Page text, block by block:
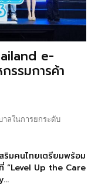
e-
รรมการค้า
ลในการยกระดับ
ริมคนไทยเตรียมพร้อม
“Level Up the Care